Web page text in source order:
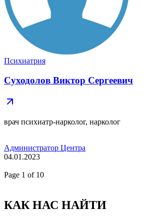
Психиатрия
Суходолов Виктор Сергеевич
врач психиатр-нарколог, нарколог
Администратор Центра
04.01.2023
Page 1 of 10
КАК НАС НАЙТИ